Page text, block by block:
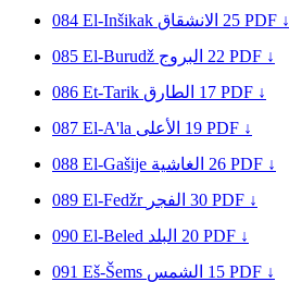
084 El-Inšikak الانشقاق 25 PDF ↓
085 El-Burudž البروج 22 PDF ↓
086 Et-Tarik الطارق 17 PDF ↓
087 El-A'la الأعلى 19 PDF ↓
088 El-Gašije الغاشية 26 PDF ↓
089 El-Fedžr الفجر 30 PDF ↓
090 El-Beled البلد 20 PDF ↓
091 Eš-Šems الشمس 15 PDF ↓